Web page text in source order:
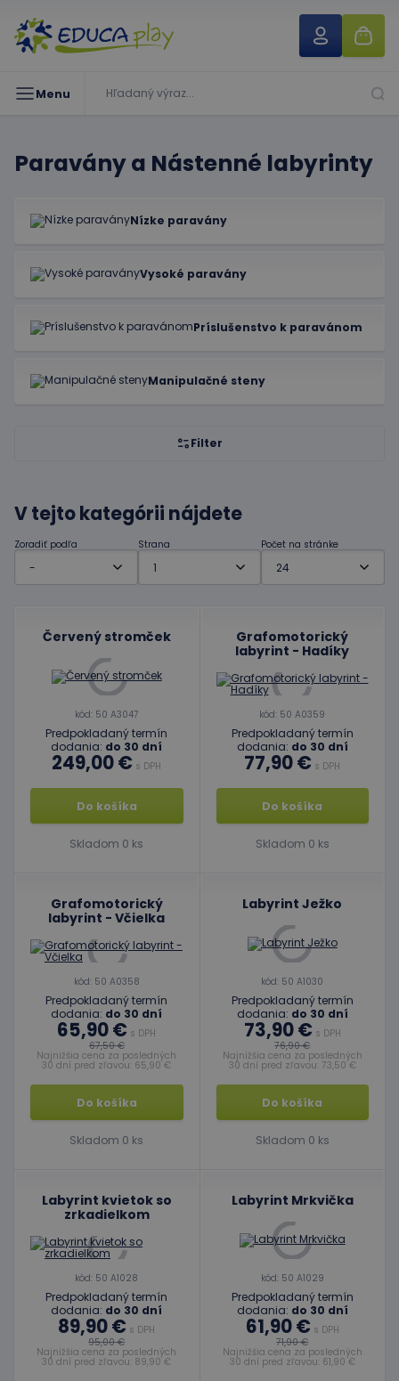
Menu
Paravány a Nástenné labyrinty
Nízke paravány
Vysoké paravány
Príslušenstvo k paravánom
Manipulačné steny
Filter
V tejto kategórii nájdete
Zoradiť podľa Strana Počet na stránke
Červený stromček
kód: 50 A3047
Predpokladaný termín
dodania: do 30 dní
249,00 € s DPH
Do košíka
Skladom 0 ks
Grafomotorický
labyrint - Hadíky
kód: 50 A0359
Predpokladaný termín
dodania: do 30 dní
77,90 € s DPH
Do košíka
Skladom 0 ks
Grafomotorický
labyrint - Včielka
kód: 50 A0358
Predpokladaný termín
dodania: do 30 dní
65,90 € s DPH
67,50 €
Najnižšia cena za posledných
30 dní pred zľavou: 65,90 €
Do košíka
Skladom 0 ks
Labyrint Ježko
kód: 50 A1030
Predpokladaný termín
dodania: do 30 dní
73,90 € s DPH
76,90 €
Najnižšia cena za posledných
30 dní pred zľavou: 73,50 €
Do košíka
Skladom 0 ks
Labyrint kvietok so
zrkadielkom
kód: 50 A1028
Predpokladaný termín
dodania: do 30 dní
89,90 € s DPH
95,00 €
Najnižšia cena za posledných
30 dní pred zľavou: 89,90 €
Labyrint Mrkvička
kód: 50 A1029
Predpokladaný termín
dodania: do 30 dní
61,90 € s DPH
71,90 €
Najnižšia cena za posledných
30 dní pred zľavou: 61,90 €